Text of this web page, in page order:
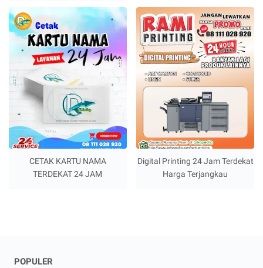
CETAK KARTU NAMA
TERDEKAT 24 JAM
Digital Printing 24 Jam Terdekat
Harga Terjangkau
POPULER